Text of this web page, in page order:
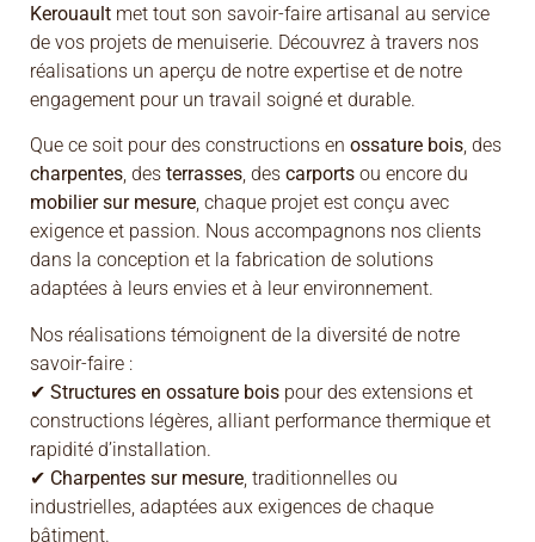
Kerouault met tout son savoir-faire artisanal au service
de vos projets de menuiserie. Découvrez à travers nos
réalisations un aperçu de notre expertise et de notre
engagement pour un travail soigné et durable.
Que ce soit pour des constructions en ossature bois, des
charpentes, des terrasses, des carports ou encore du
mobilier sur mesure, chaque projet est conçu avec
exigence et passion. Nous accompagnons nos clients
dans la conception et la fabrication de solutions
adaptées à leurs envies et à leur environnement.
Nos réalisations témoignent de la diversité de notre
savoir-faire :
✔ Structures en ossature bois pour des extensions et
constructions légères, alliant performance thermique et
rapidité d’installation.
✔ Charpentes sur mesure , traditionnelles ou
industrielles, adaptées aux exigences de chaque
bâtiment.